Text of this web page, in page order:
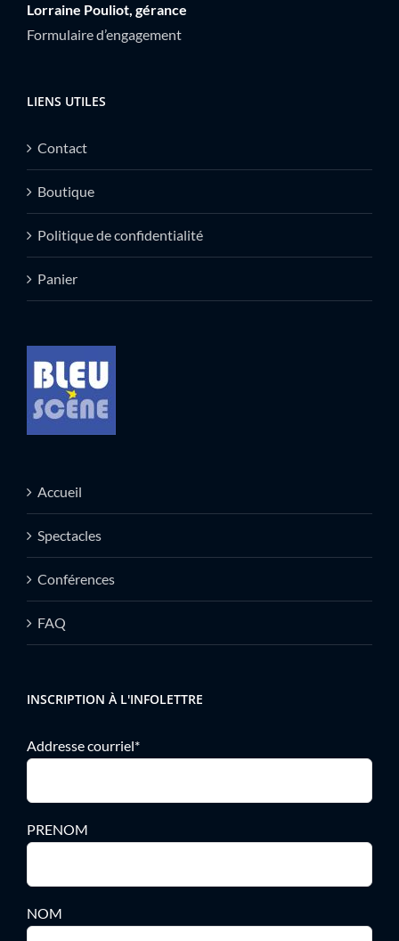
Lorraine Pouliot, gérance
Formulaire d’engagement
LIENS UTILES
Contact
Boutique
Politique de confidentialité
Panier
Accueil
Spectacles
Conférences
FAQ
INSCRIPTION À L'INFOLETTRE
Addresse courriel*
PRENOM
NOM